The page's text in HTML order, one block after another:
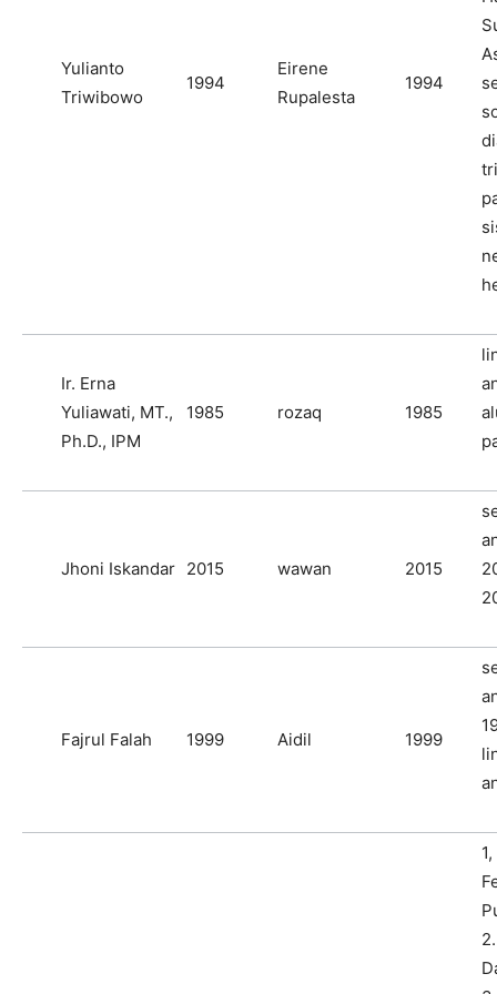
Yulianto
Triwibowo
1994
Eirene
Rupalesta
1994
Ir. Erna
Yuliawati, MT.,
Ph.D., IPM
1985 rozaq 1985
Jhoni Iskandar 2015 wawan 2015
Fajrul Falah 1999 Aidil 1999
1,